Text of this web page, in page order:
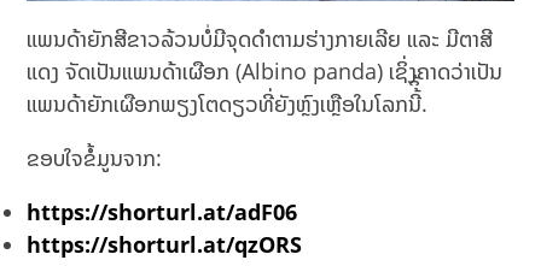
ແພນດ້າຍັກສີຂາວລ້ວນບໍ່ມີຈຸດດຳຕາມຮ່າງກາຍເລີຍ ແລະ ມີຕາສີ
ແດງ ຈັດເປັນແພນດ້າເຜືອກ (Albino panda) ເຊິ່ງຄາດວ່າເປັນ
ແພນດ້າຍັກເຜືອກພຽງໂຕດຽວທີ່ຍັງຫຼົງເຫຼືອໃນໂລກນີ້ິ້.
ຂອບໃຈຂໍ້ມູນຈາກ:
https://shorturl.at/adF06
https://shorturl.at/qzORS